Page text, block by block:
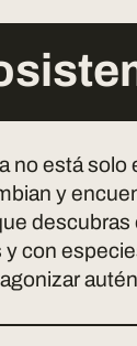
no está
y
descubras
con